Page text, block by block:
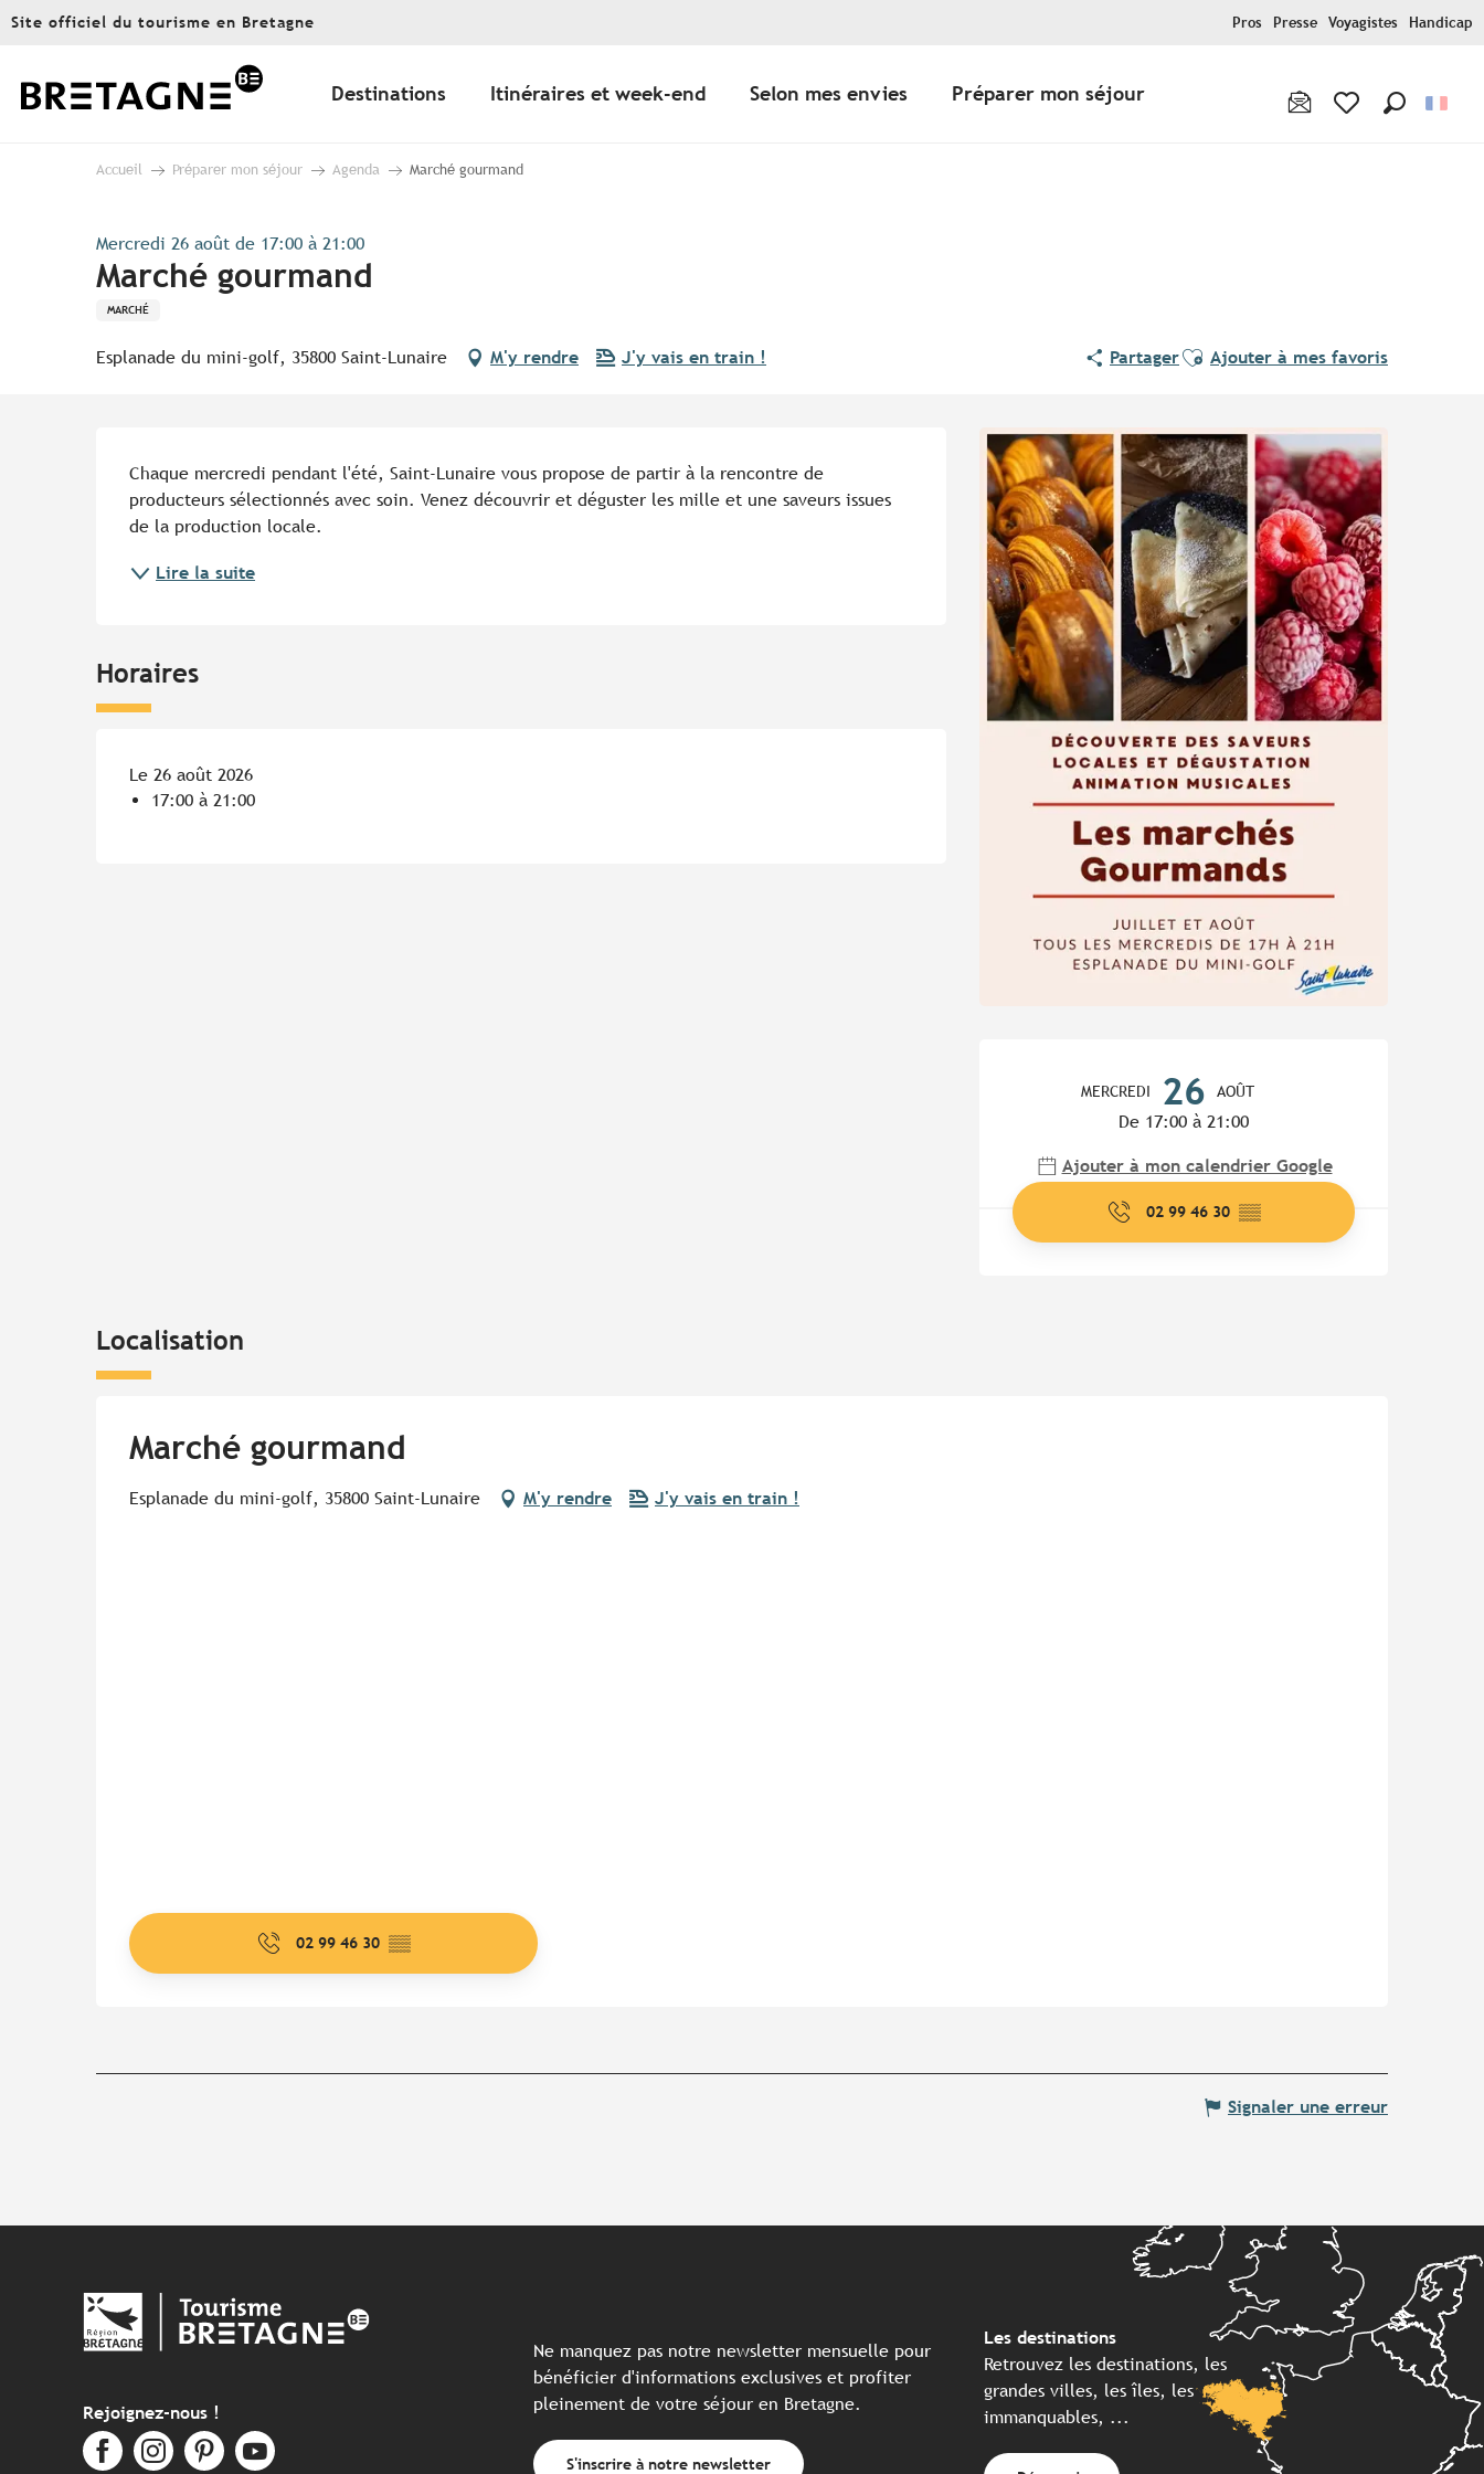
Aller
principal
Site officiel du tourisme en Bretagne Pros Presse Voyagistes Handicap
Destinations Itinéraires et week-end Selon mes envies Préparer mon séjour
Accueil Préparer mon séjour Agenda Marché gourmand
Mercredi 26 août de 17:00 à 21:00
Marché gourmand
MARCHÉ
Esplanade du mini-golf, 35800 Saint-Lunaire M'y rendre J'y vais en train ! PartagerAjouter aux favoris
Ajouter à mes favoris
MERCREDI 26 AOÛT
De 17:00 à 21:00
Ajouter à mon calendrier Google
02 99 46 30 ▒▒
Chaque mercredi pendant l'été, Saint-Lunaire vous propose de partir à la rencontre de
producteurs sélectionnés avec soin. Venez découvrir et déguster les mille et une saveurs issues
de la production locale.
Lire la suite
Horaires
Le 26 août 2026
17:00 à 21:00
Localisation
Marché gourmand
Esplanade du mini-golf, 35800 Saint-Lunaire M'y rendre J'y vais en train !
02 99 46 30 ▒▒
Signaler une erreur
Rejoignez-nous !
Ne manquez pas notre newsletter mensuelle pour
bénéficier d'informations exclusives et profiter
pleinement de votre séjour en Bretagne.
S'inscrire à notre newsletter
Les destinations
Retrouvez les destinations, les
grandes villes, les îles, les
immanquables, ...